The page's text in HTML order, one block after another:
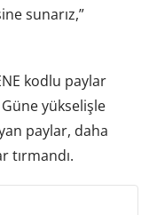
sunarız,”
kodlu paylar
yükselişle
paylar, daha
tırmandı.